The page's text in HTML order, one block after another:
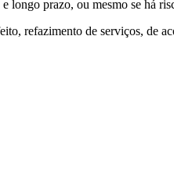
longo prazo, ou mesmo se há
refazimento de serviços, de